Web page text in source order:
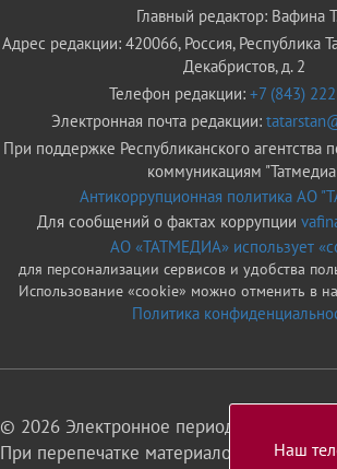
Главный редактор: Вафина
Адрес редакции: 420066, Россия, Республика
Декабристов, д. 2
Телефон редакции: +7 (843)
Электронная почта редакции:
При поддержке Республиканского агентства
коммуникациям
Антикоррупционная политика АО
Для сообщений о фактах коррупции
АО «ТАТМЕДИА» использует
для персонализации сервисов и удобства
Использование «cookie» можно отменить в
Политика
© 2026 Электронное периодическое
При перепечатке материалов или их
Наш